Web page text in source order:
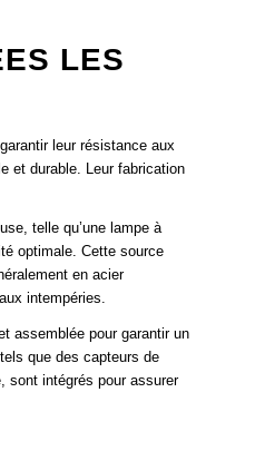
LES
leur résistance aux
et durable. Leur fabrication
telle qu’une lampe à
optimale. Cette source
en acier
intempéries.
assemblée pour garantir un
que des capteurs de
sont intégrés pour assurer